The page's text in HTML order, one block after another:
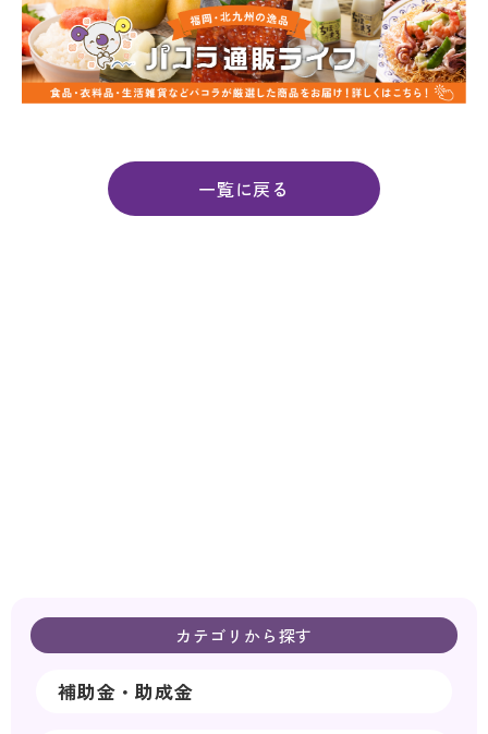
一覧に戻る
カテゴリから探す
補助金・助成金